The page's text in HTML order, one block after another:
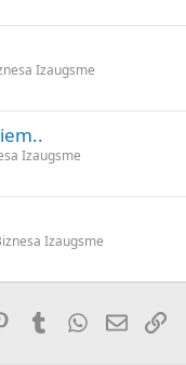
Izaugsme
Izaugsme
Izaugsme
PinterestTumblrWhatsApp
E-pasts